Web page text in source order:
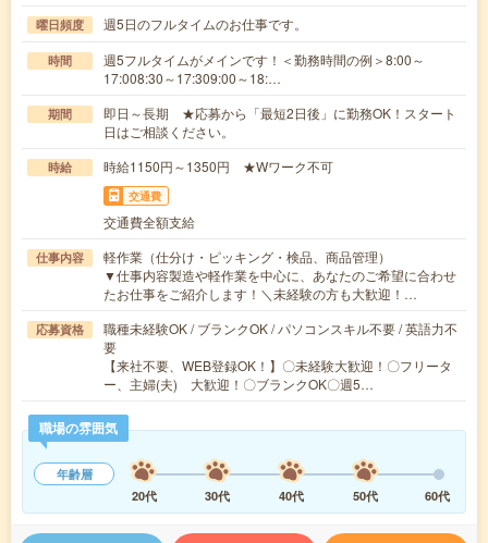
曜日頻度 週5日のフルタイムのお仕事です。
時間
週5フルタイムがメインです！＜勤務時間の例＞8:00～
17:008:30～17:309:00～18:…
期間
即日～長期 ★応募から「最短2日後」に勤務OK！スタート
日はご相談ください。
時給 時給1150円～1350円 ★Wワーク不可
交通費
交通費全額支給
仕事内容
軽作業（仕分け・ピッキング・検品、商品管理）
▼仕事内容製造や軽作業を中心に、あなたのご希望に合わせ
たお仕事をご紹介します！＼未経験の方も大歓迎！…
応募資格
職種未経験OK / ブランクOK / パソコンスキル不要 / 英語力不
要
【来社不要、WEB登録OK！】〇未経験大歓迎！〇フリータ
ー、主婦(夫) 大歓迎！〇ブランクOK〇週5…
職場の雰囲気
年齢層
20代
30代 40代 50代 60代